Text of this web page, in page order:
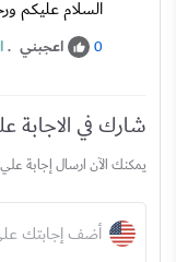
السلام عليكم
0 اعجبني .
شارك في الاجابة
يمكنك الآن ارسال إجابة
أضف إجابتك